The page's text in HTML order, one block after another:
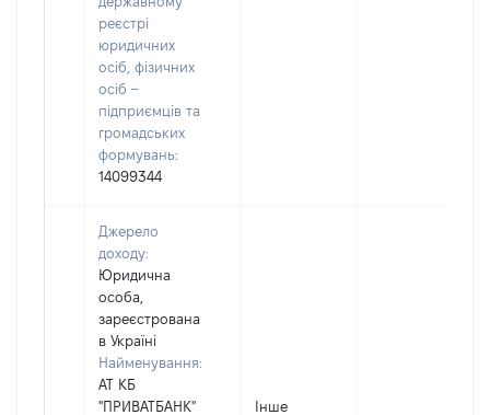
реєстрі
юридичних
осіб, фізичних
осіб –
підприємців та
громадських
формувань:
14099344
Джерело
доходу:
Юридична
особа,
зареєстрована
в Україні
Найменування:
АТ КБ
"ПРИВАТБАНК"
Інше